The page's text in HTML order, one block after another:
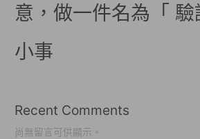
意，做一件名為「
小事
Recent Comments
尚無留言可供顯示。